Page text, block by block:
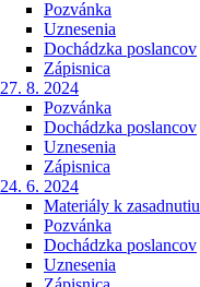
Pozvánka
Uznesenia
Dochádzka poslancov
Zápisnica
27. 8. 2024
Pozvánka
Dochádzka poslancov
Uznesenia
Zápisnica
24. 6. 2024
Materiály k zasadnutiu
Pozvánka
Dochádzka poslancov
Uznesenia